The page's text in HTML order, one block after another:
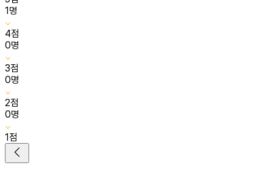
1명
4점
0명
3점
0명
2점
0명
1점